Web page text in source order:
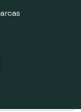
de la web. Si sigues